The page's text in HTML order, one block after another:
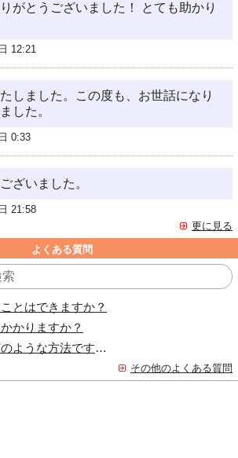
がとうございました！ とても助かり
12:21
しました。この度も、お世話になり
した。
0:33
ざいました。
21:58
更に見る
よくある質問
とはできますか？
かりますか？
代金の支払いはどのような方法ですか？
その他のよくある質問